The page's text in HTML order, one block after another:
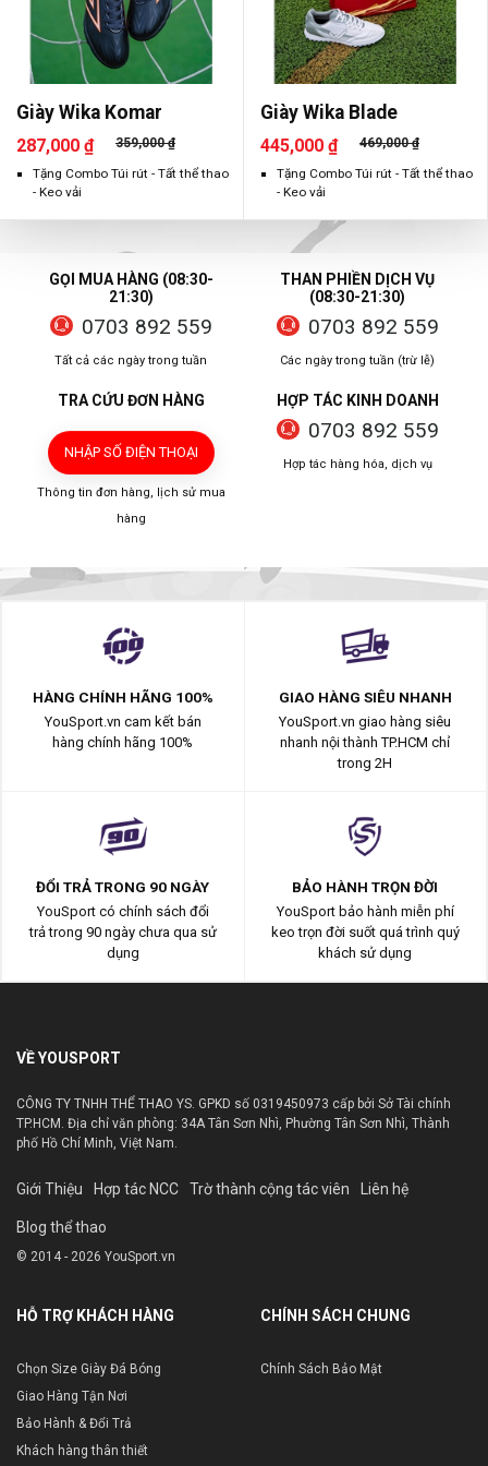
Giày Wika Komar
287,000 ₫
359,000 ₫
Tặng Combo Túi rút - Tất thể thao
- Keo vải
Giày Wika Blade
445,000 ₫
469,000 ₫
Tặng Combo Túi rút - Tất thể thao
- Keo vải
GỌI MUA HÀNG (08:30-
21:30)
0703 892 559
Tất cả các ngày trong tuần
THAN PHIỀN DỊCH VỤ
(08:30-21:30)
0703 892 559
Các ngày trong tuần (trừ lễ)
TRA CỨU ĐƠN HÀNG
NHẬP SỐ ĐIỆN THOẠI
Thông tin đơn hàng, lịch sử mua
hàng
HỢP TÁC KINH DOANH
0703 892 559
Hợp tác hàng hóa, dịch vụ
HÀNG CHÍNH HÃNG 100%
YouSport.vn cam kết bán
hàng chính hãng 100%
GIAO HÀNG SIÊU NHANH
YouSport.vn giao hàng siêu
nhanh nội thành TP.HCM chỉ
trong 2H
ĐỔI TRẢ TRONG 90 NGÀY
YouSport có chính sách đổi
trả trong 90 ngày chưa qua sử
dụng
BẢO HÀNH TRỌN ĐỜI
YouSport bảo hành miễn phí
keo trọn đời suốt quá trình quý
khách sử dụng
VỀ YOUSPORT
CÔNG TY TNHH THỂ THAO YS. GPKD số 0319450973 cấp bởi Sở Tài chính
TP.HCM. Địa chỉ văn phòng: 34A Tân Sơn Nhì, Phường Tân Sơn Nhì, Thành
phố Hồ Chí Minh, Việt Nam.
Giới Thiệu Hợp tác NCC Trờ thành cộng tác viên Liên hệ
Blog thể thao
© 2014 - 2026 YouSport.vn
HỖ TRỢ KHÁCH HÀNG
Chọn Size Giày Đá Bóng
Giao Hàng Tận Nơi
Bảo Hành & Đổi Trả
Khách hàng thân thiết
CHÍNH SÁCH CHUNG
Chính Sách Bảo Mật